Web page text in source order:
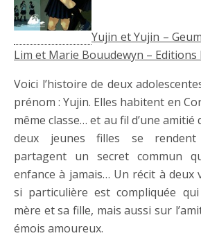
Yujin et Yujin –
Lim et Marie Bouudewyn – Editions
Voici l’histoire de deux
prénom : Yujin. Elles habitent en
même classe… et au fil d’une
deux jeunes filles se rendent
partagent un secret commun
enfance à jamais… Un récit à deux
si particulière est compliquée
mère et sa fille, mais aussi sur
émois amoureux.